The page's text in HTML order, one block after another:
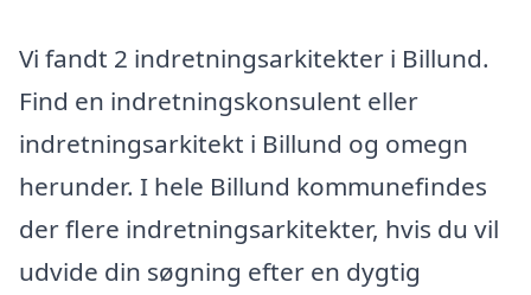
Vi fandt 2 indretningsarkitekter i Billund.
Find en indretningskonsulent eller
indretningsarkitekt i Billund og omegn
herunder. I hele Billund kommunefindes
der flere indretningsarkitekter, hvis du vil
udvide din søgning efter en dygtig